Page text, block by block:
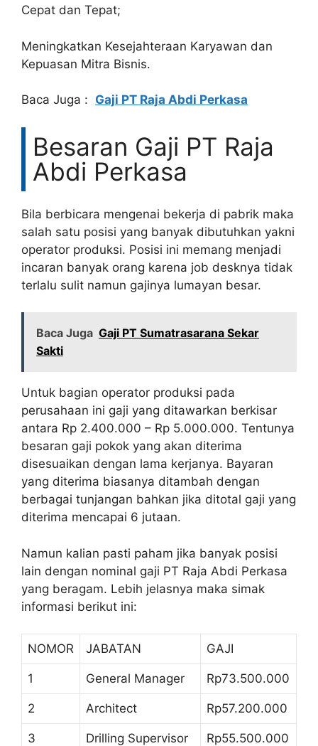
Cepat dan Tepat;
Meningkatkan Kesejahteraan Karyawan dan
Kepuasan Mitra Bisnis.
Baca Juga : Gaji PT Raja Abdi Perkasa
Besaran Gaji PT Raja
Abdi Perkasa
Bila berbicara mengenai bekerja di pabrik maka
salah satu posisi yang banyak dibutuhkan yakni
operator produksi. Posisi ini memang menjadi
incaran banyak orang karena job desknya tidak
terlalu sulit namun gajinya lumayan besar.
Baca Juga Gaji PT Sumatrasarana Sekar
Sakti
Untuk bagian operator produksi pada
perusahaan ini gaji yang ditawarkan berkisar
antara Rp 2.400.000 – Rp 5.000.000. Tentunya
besaran gaji pokok yang akan diterima
disesuaikan dengan lama kerjanya. Bayaran
yang diterima biasanya ditambah dengan
berbagai tunjangan bahkan jika ditotal gaji yang
diterima mencapai 6 jutaan.
Namun kalian pasti paham jika banyak posisi
lain dengan nominal gaji PT Raja Abdi Perkasa
yang beragam. Lebih jelasnya maka simak
informasi berikut ini:
NOMOR JABATAN GAJI
1 General Manager Rp73.500.000
2 Architect Rp57.200.000
3 Drilling Supervisor Rp55.500.000